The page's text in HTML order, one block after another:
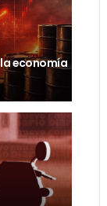
economía